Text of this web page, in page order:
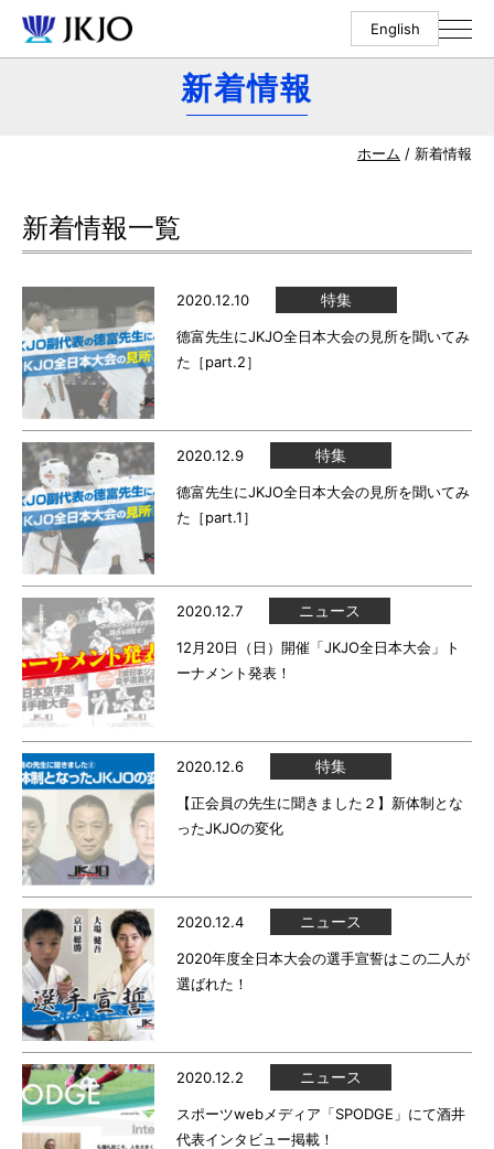
English
新着情報
ホーム / 新着情報
新着情報一覧
2020.12.10 特集
德富先生にJKJO全日本大会の見所を聞いてみ
た［part.2］
2020.12.9 特集
德富先生にJKJO全日本大会の見所を聞いてみ
た［part.1］
2020.12.7 ニュース
12月20日（日）開催「JKJO全日本大会」ト
ーナメント発表！
2020.12.6 特集
【正会員の先生に聞きました２】新体制とな
ったJKJOの変化
2020.12.4 ニュース
2020年度全日本大会の選手宣誓はこの二人が
選ばれた！
2020.12.2 ニュース
スポーツwebメディア「SPODGE」にて酒井
代表インタビュー掲載！